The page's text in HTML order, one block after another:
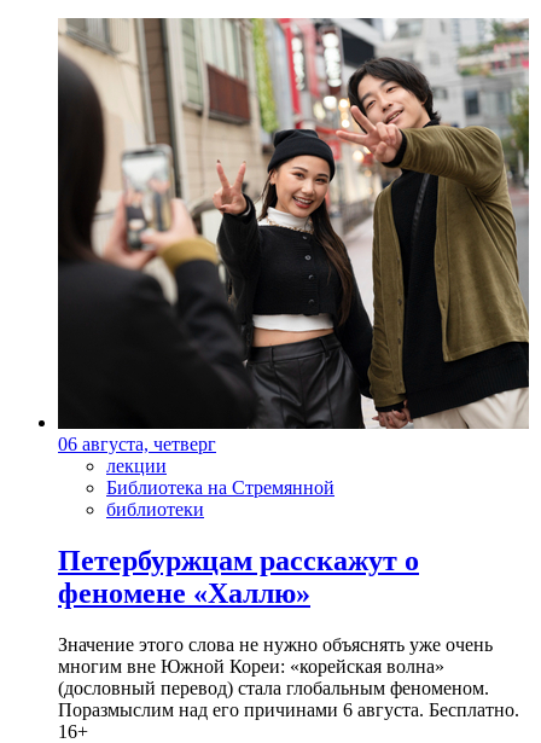
06 августа, четверг
лекции
Библиотека на Стремянной
библиотеки
Петербуржцам расскажут о
феномене «Халлю»
Значение этого слова не нужно объяснять уже очень
многим вне Южной Кореи: «корейская волна»
(дословный перевод) стала глобальным феноменом.
Поразмыслим над его причинами 6 августа. Бесплатно.
16+